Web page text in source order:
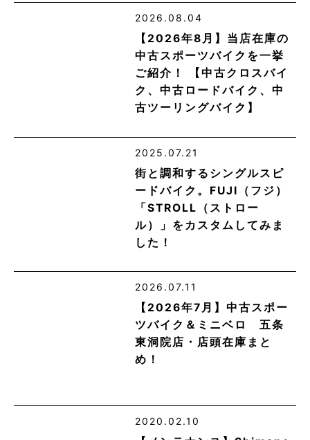
2026.08.04
【2026年8月】当店在庫の
中古スポーツバイクを一挙
ご紹介！ 【中古クロスバイ
ク、中古ロードバイク、中
古ツーリングバイク】
2025.07.21
街と調和するシングルスピ
ードバイク。FUJI（フジ）
「STROLL（ストロー
ル）」をカスタムしてみま
した！
2026.07.11
【2026年7月】中古スポー
ツバイク＆ミニベロ 五条
東洞院店・店頭在庫まと
め！
2020.02.10